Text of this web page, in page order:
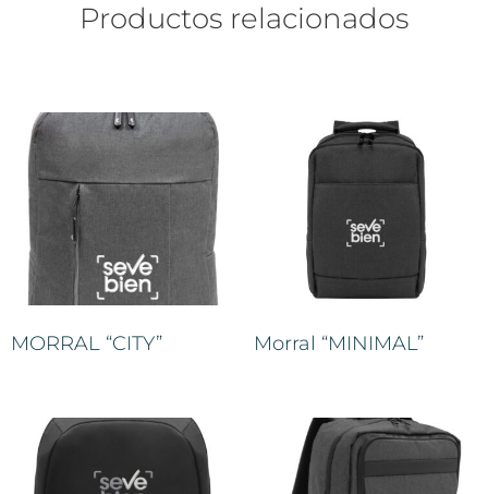
Productos relacionados
MORRAL “CITY” Morral “MINIMAL”